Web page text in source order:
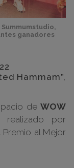
ganadores
Hammam”,
de WOW
realizado por
al Mejor